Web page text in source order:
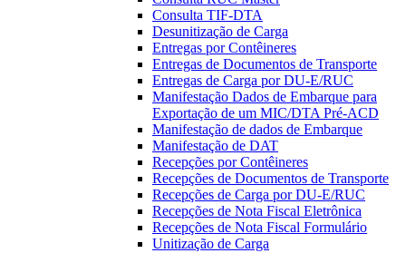
Consulta TIF-DTA
Desunitização de Carga
Entregas por Contêineres
Entregas de Documentos de Transporte
Entregas de Carga por DU-E/RUC
Manifestação Dados de Embarque para
Exportação de um MIC/DTA Pré-ACD
Manifestação de dados de Embarque
Manifestação de DAT
Recepções por Contêineres
Recepções de Documentos de Transporte
Recepções de Carga por DU-E/RUC
Recepções de Nota Fiscal Eletrônica
Recepções de Nota Fiscal Formulário
Unitização de Carga